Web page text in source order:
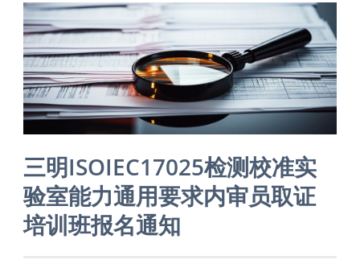
三明ISOIEC17025检测校准实
验室能力通用要求内审员取证
培训班报名通知